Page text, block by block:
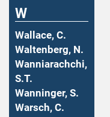
W
Wallace, C.
Waltenberg, N.
Wanniarachchi,
S.T.
Wanninger, S.
Warsch, C.